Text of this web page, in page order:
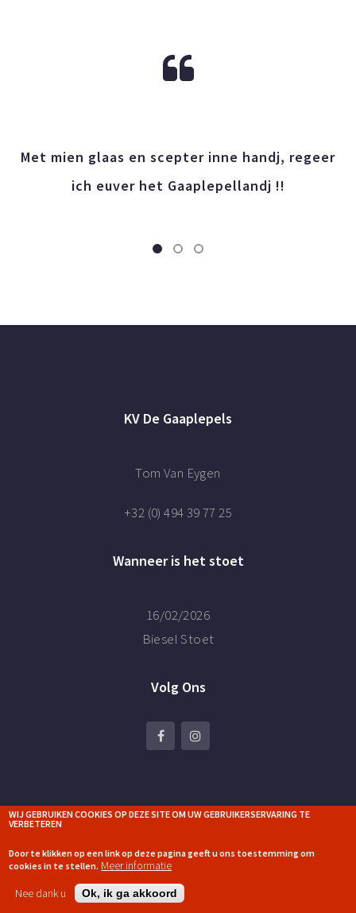
Met mien glaas en scepter inne handj, regeer
ich euver het Gaaplepellandj !!
KV De Gaaplepels
Tom Van Eygen
+32 (0) 494 39 77 25
Wanneer is het stoet
16/02/2026
Biesel Stoet
Volg Ons
Copyright © 2018 Kv De Gaaplepels | Design:
WIJ GEBRUIKEN COOKIES OP DEZE SITE OM UW GEBRUIKERSERVARING TE
VERBETEREN
Door te klikken op een link op deze pagina geeft u ons toestemming om
cookies in te stellen. Meer informatie
Nee dank u
Ok, ik ga akkoord